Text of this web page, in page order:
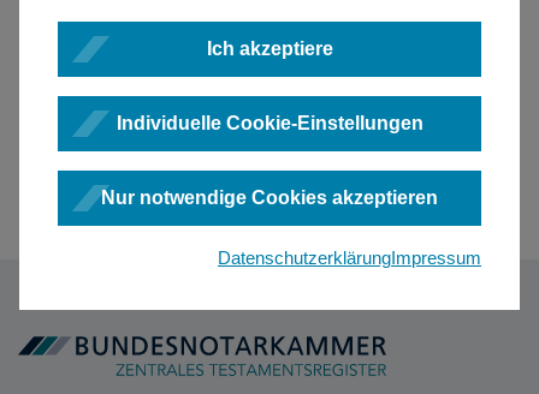
Ich akzeptiere
Individuelle Cookie-Einstellungen
Nur notwendige Cookies akzeptieren
DatenschutzerklärungImpressum